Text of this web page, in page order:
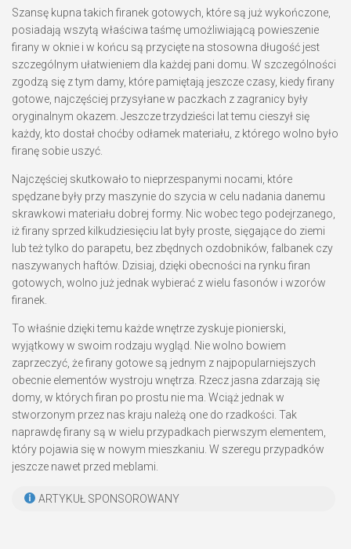
Szansę kupna takich firanek gotowych, które są już wykończone,
posiadają wszytą właściwa taśmę umożliwiającą powieszenie
firany w oknie i w końcu są przycięte na stosowna długość jest
szczególnym ułatwieniem dla każdej pani domu. W szczególności
zgodzą się z tym damy, które pamiętają jeszcze czasy, kiedy firany
gotowe, najczęściej przysyłane w paczkach z zagranicy były
oryginalnym okazem. Jeszcze trzydzieści lat temu cieszył się
każdy, kto dostał choćby odłamek materiału, z którego wolno było
firanę sobie uszyć.
Najczęściej skutkowało to nieprzespanymi nocami, które
spędzane były przy maszynie do szycia w celu nadania danemu
skrawkowi materiału dobrej formy. Nic wobec tego podejrzanego,
iż firany sprzed kilkudziesięciu lat były proste, sięgające do ziemi
lub też tylko do parapetu, bez zbędnych ozdobników, falbanek czy
naszywanych haftów. Dzisiaj, dzięki obecności na rynku firan
gotowych, wolno już jednak wybierać z wielu fasonów i wzorów
firanek.
To właśnie dzięki temu każde wnętrze zyskuje pionierski,
wyjątkowy w swoim rodzaju wygląd. Nie wolno bowiem
zaprzeczyć, że firany gotowe są jednym z najpopularniejszych
obecnie elementów wystroju wnętrza. Rzecz jasna zdarzają się
domy, w których firan po prostu nie ma. Wciąż jednak w
stworzonym przez nas kraju należą one do rzadkości. Tak
naprawdę firany są w wielu przypadkach pierwszym elementem,
który pojawia się w nowym mieszkaniu. W szeregu przypadków
jeszcze nawet przed meblami.
ARTYKUŁ SPONSOROWANY